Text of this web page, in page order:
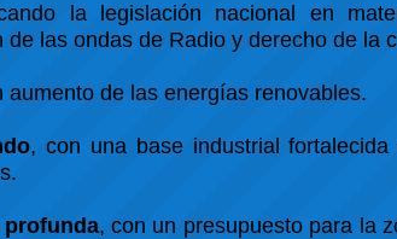
la legislación nacional en
las ondas de Radio y derecho de la
aumento de las energías renovables.
, con una base industrial
profunda, con un presupuesto para la